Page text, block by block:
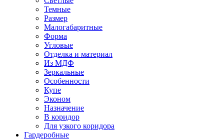
Темные
Размер
Малогабаритные
Форма
Угловые
Отделка и материал
Из МДФ
Зеркальные
Особенности
Купе
Эконом
Назначение
В коридор
Для узкого коридора
Гардеробные